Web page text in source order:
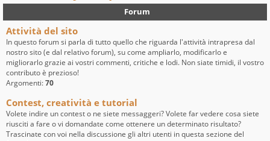
Forum
Attività del sito
In questo forum si parla di tutto quello che riguarda l'attività intrapresa dal
nostro sito (e dal relativo forum), su come ampliarlo, modificarlo e
migliorarlo grazie ai vostri commenti, critiche e lodi. Non siate timidi, il vostro
contributo è prezioso!
Argomenti:70
Contest, creatività e tutorial
Volete indire un contest o ne siete messaggeri? Volete far vedere cosa siete
riusciti a fare o vi domandate come ottenere un determinato risultato?
Trascinate con voi nella discussione gli altri utenti in questa sezione del